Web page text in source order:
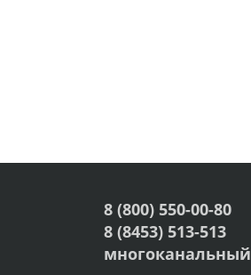
8 (800) 550-00-80
8 (8453) 513-513
многоканальный